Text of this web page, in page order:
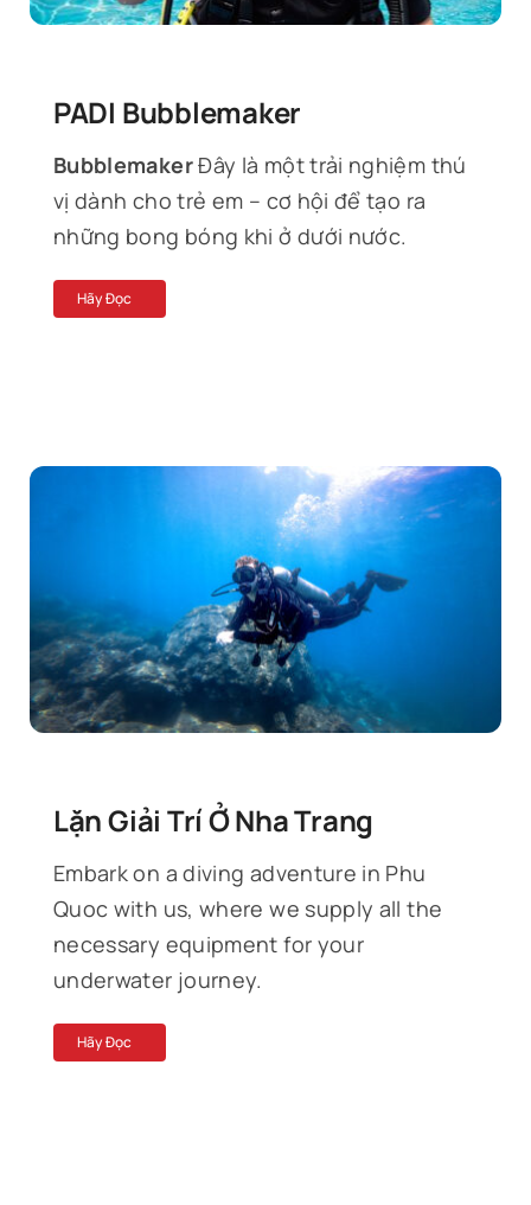
PADI Bubblemaker
BubblemakerĐây là một trải nghiệm thú
vị dành cho trẻ em – cơ hội để tạo ra
những bong bóng khi ở dưới nước.
Hãy Đọc
Lặn Giải Trí Ở Nha Trang
Embark on a diving adventure in Phu
Quoc with us, where we supply all the
necessary equipment for your
underwater journey.
Hãy Đọc